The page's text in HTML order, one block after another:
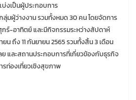
บ่งเป็นผู้ประกอบการ
ลุ่มผู้ว่างงาน รวมทั้งหมด 30 คน โดยจัดการ
ร์-อาทิตย์ และมีกิจกรรมระหว่างสัปดาห์
น ถึง 11 กันยายน 2565 รวมทั้งสิ้น 3 เดือน
และสถานประกอบการที่เกี่ยวข้องกับธุรกิจ
รท่องเที่ยวเชิงสุขภาพ